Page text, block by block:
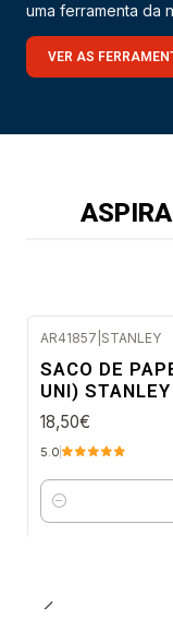
uma ferramenta da
VER AS
AR41857 STANLEY
SACO DE
UNI) STANLEY
18,50€
5.0
Quantidade